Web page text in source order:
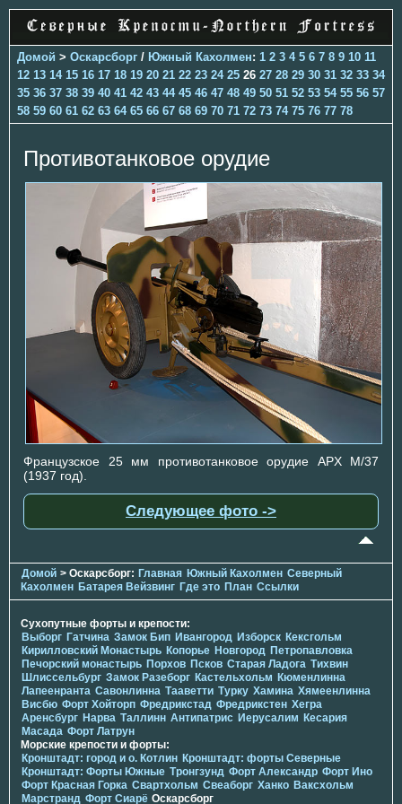
Домой > Оскарсборг / Южный Кахолмен: 1 2 3 4 5 6 7 8 9 10 11
12 13 14 15 16 17 18 19 20 21 22 23 24 25 26 27 28 29 30 31 32 33 34
35 36 37 38 39 40 41 42 43 44 45 46 47 48 49 50 51 52 53 54 55 56 57
58 59 60 61 62 63 64 65 66 67 68 69 70 71 72 73 74 75 76 77 78
Противотанковое орудие
Французское 25 мм противотанковое орудие APX M/37
(1937 год).
Следующее фото ->
Домой > Оскарсборг: Главная Южный Кахолмен Северный
Кахолмен Батарея Вейзвинг Где это План Ссылки
Сухопутные форты и крепости:
Выборг Гатчина Замок Бип Ивангород Изборск Кексгольм
Кирилловский Монастырь Копорье Новгород Петропавловка
Печорcкий монастырь Порхов Псков Старая Ладога Тихвин
Шлиссельбург Замок Разеборг Кастельхольм Кюменлинна
Лапеенранта Савонлинна Тааветти Турку Хамина Хямеенлинна
Висбю Форт Хойторп Фредрикстад Фредрикстен Хегра
Аренсбург Нарва Таллинн Антипатрис Иерусалим Кесария
Масада Форт Латрун
Морские крепости и форты:
Кронштадт: город и о. Котлин Кронштадт: форты Северные
Кронштадт: Форты Южные Тронгзунд Форт Александр Форт Ино
Форт Красная Горка Свартхольм Свеаборг Ханко Ваксхольм
Марстранд Форт Сиарё Оскарсборг